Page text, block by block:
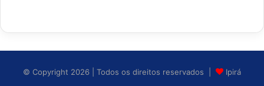
© Copyright 2026 | Todos os direitos reservados | Ipirá